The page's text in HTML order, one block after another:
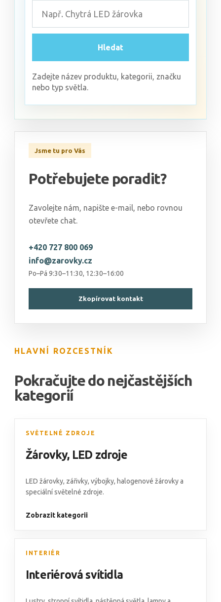
Hledat
Zadejte název produktu, kategorii, značku
nebo typ světla.
Jsme tu pro Vás
Potřebujete poradit?
Zavolejte nám, napište e-mail, nebo rovnou
otevřete chat.
+420 727 800 069
info@zarovky.cz
Po–Pá 9:30–11:30, 12:30–16:00
Zkopírovat kontakt
HLAVNÍ ROZCESTNÍK
Pokračujte do nejčastějších
kategorií
SVĚTELNÉ ZDROJE
Žárovky, LED zdroje
LED žárovky, zářivky, výbojky, halogenové žárovkya
speciální světelné zdroje.
Zobrazit kategorii
INTERIÉR
Interiérová svítidla